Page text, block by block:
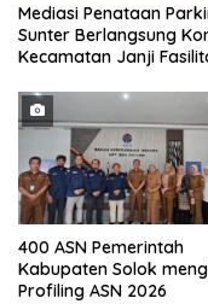
Mediasi Penataan
Sunter Berlangsung
Kecamatan Janji
400 ASN Pemerintah
Kabupaten Solok
Profiling ASN 2026